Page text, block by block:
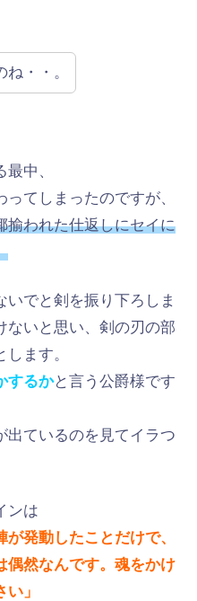
・・。
中、
てしまったのですが、
揄われた仕返しにセイに
でと剣を振り下ろしま
ないと思い、剣の刃の部
ます。
するかと言う公爵様です
出ているのを見てイラつ
ンは
が発動したことだけで、
偶然なんです。魂をかけ
」